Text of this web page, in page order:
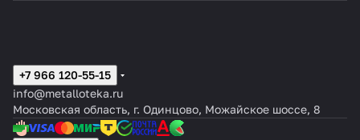
+7 966 120-55-15
info@metalloteka.ru
Московская область, г. Одинцово, Можайское шоссе, 8